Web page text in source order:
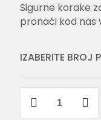
Sigurne korake
pronaći kod nas
IZABERITE BROJ